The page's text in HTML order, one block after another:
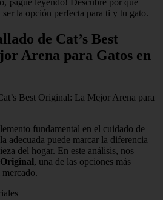
ser la opción perfecta para ti y tu gato.
de Cat’s Best
Arena para Gatos en
Best Original: La Mejor Arena para
fundamental en el cuidado de
adecuada puede marcar la diferencia
del hogar. En este análisis, nos
Original, una de las opciones más